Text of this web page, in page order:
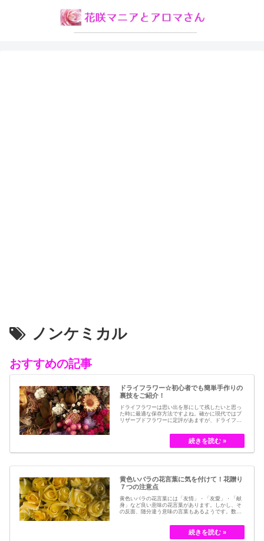
ノンケミカル
おすすめの記事
ドライフラワー☆初心者でも簡単手作りの
裏技をご紹介！
ドライフラワーは思い出を形にして残したいと思っ
た時に最適な保存方法ですよね。確かに現代ではブ
リザーブドフラワーに定評があますが、ドライフラ
とつです。結婚式のブーケなどに使われた花など、
今では押し花のサービスが有名ですが、昔はドライ
フラワーでも保存されてきました。30代以降の…
黄色いバラの花言葉に気を付けて！花贈り
７つの注意点
黄色いバラの花言葉には「友情」・「友愛」・「献
身」など良い意味の花言葉があります。しかし、そ
の反面、随分違う意味の言葉もあるようです。数多
ローズである「ハイブリット・ティー」の中には、
黄色のバラというのは、存在していませんでした。
しかし、フランスの園芸家ジョセフ・ペルネ＝デ…